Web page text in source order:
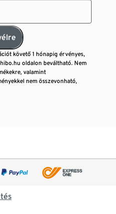
követő 1 hónapig érvényes,
oldalon beváltható. Nem
valamint
nem összevonható,